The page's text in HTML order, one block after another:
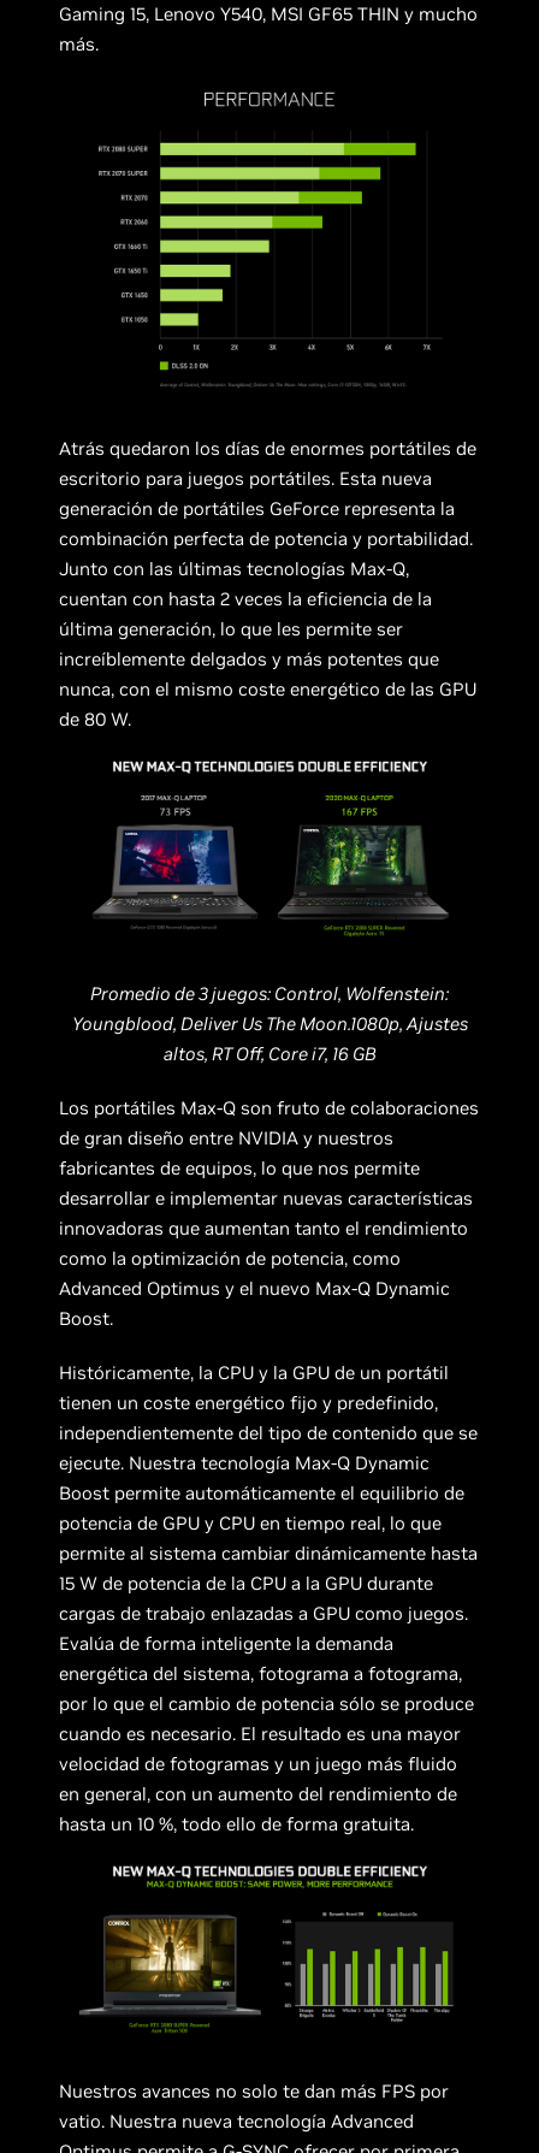
Gaming 15, Lenovo Y540, MSI GF65 THIN y mucho
más.
Atrás quedaron los días de enormes portátiles de
escritorio para juegos portátiles. Esta nueva
generación de portátiles GeForce representa la
combinación perfecta de potencia y portabilidad.
Junto con las últimas tecnologías Max-Q,
cuentan con hasta 2 veces la eficiencia de la
última generación, lo que les permite ser
increíblemente delgados y más potentes que
nunca, con el mismo coste energético de las GPU
de 80 W.
Promedio de 3 juegos: Control, Wolfenstein:
Youngblood, Deliver Us The Moon.1080p, Ajustes
altos, RT Off, Core i7, 16 GB
Los portátiles Max-Q son fruto de colaboraciones
de gran diseño entre NVIDIA y nuestros
fabricantes de equipos, lo que nos permite
desarrollar e implementar nuevas características
innovadoras que aumentan tanto el rendimiento
como la optimización de potencia, como
Advanced Optimus y el nuevo Max-Q Dynamic
Boost.
Históricamente, la CPU y la GPU de un portátil
tienen un coste energético fijo y predefinido,
independientemente del tipo de contenido que se
ejecute. Nuestra tecnología Max-Q Dynamic
Boost permite automáticamente el equilibrio de
potencia de GPU y CPU en tiempo real, lo que
permite al sistema cambiar dinámicamente hasta
15 W de potencia de la CPU a la GPU durante
cargas de trabajo enlazadas a GPU como juegos.
Evalúa de forma inteligente la demanda
energética del sistema, fotograma a fotograma,
por lo que el cambio de potencia sólo se produce
cuando es necesario. El resultado es una mayor
velocidad de fotogramas y un juego más fluido
en general, con un aumento del rendimiento de
hasta un 10 %, todo ello de forma gratuita.
Nuestros avances no solo te dan más FPS por
vatio. Nuestra nueva tecnología Advanced